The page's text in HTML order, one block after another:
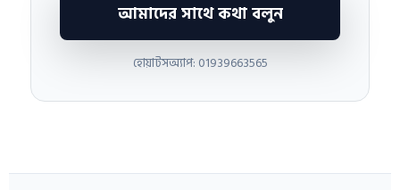
আমাদের সাথে কথা বলুন
হোয়াটসঅ্যাপ: 01939663565